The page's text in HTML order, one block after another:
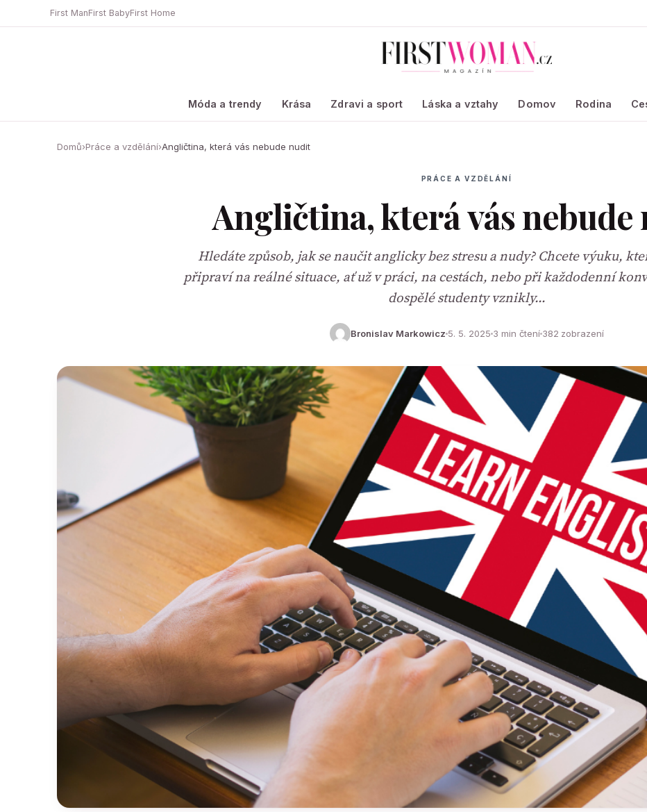
First ManFirst BabyFirst Home
Móda a trendy Krása Zdravi a sport Láska a vztahy Domov Rodina
Domů›Práce a vzdělání›Angličtina, která vás nebude nudit
PRÁCE A VZDĚLÁNÍ
Angličtina, která vás
Hledáte způsob, jak se naučit anglicky bez stresu a nudy? Chcete výuku,
připraví na reálné situace, ať už v práci, na cestách, nebo při každodenní
dospělé studenty vznikly…
Bronislav Markowicz 5. 5. 2025 3 min čtení382 zobrazení